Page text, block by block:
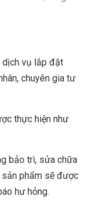
dịch vụ lắp đặt
chuyên gia tư
thực hiện như
bảo trì, sửa chữa
phẩm sẽ được
hư hỏng.